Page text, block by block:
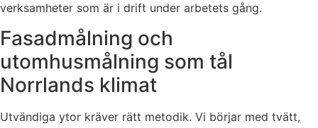
verksamheter som är i drift under arbetets gång.
Fasadmålning och
utomhusmålning som tål
Norrlands klimat
Utvändiga ytor kräver rätt metodik. Vi börjar med tvätt,